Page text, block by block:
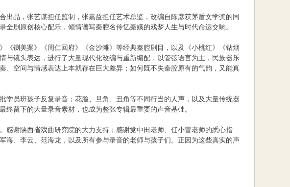
品，张艺谋担任监制，张嘉益担任艺术总监，改编自陈彦获茅盾文学奖的同
剧原创核心配乐，倾情谱写秦腔名伶忆秦娥的戏梦人生与时代命运交响。
《铡美案》《周仁回府》《金沙滩》等经典秦腔剧目，以及《小桃红》《钻烟
镜头表达，进行了大量现代化改编与重新编配，以管弦语言为主，民族器乐
空间与情感表达上本就存在巨大差异；如何既不失秦腔原有的气韵，又能真
员班孩子反复录音；花脸、旦角、丑角等不同行当的人声，以及大量传统器
留下的大量录音素材，也成为整张专辑最重要的声音基础。
谢陕西省戏曲研究院的大力支持；感谢党中田老师、任小蕾老师的悉心指
、李云、范海龙，以及所有参与录音的老师与孩子们。正因为这些真实的声